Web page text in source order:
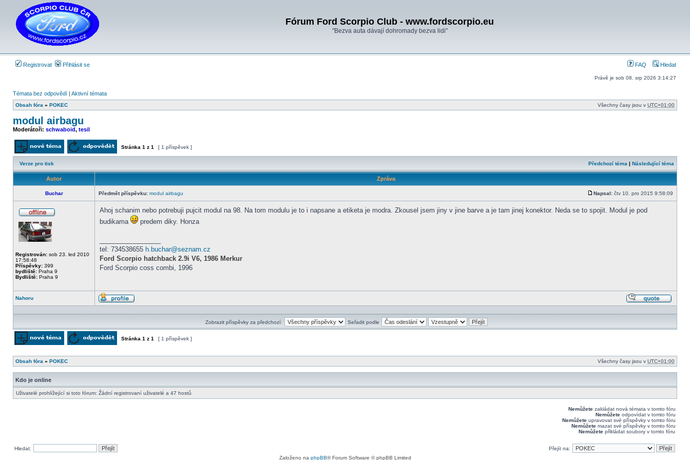
Fórum Ford Scorpio Club - www.fordscorpio.eu
"Bezva auta dávají dohromady bezva lidi"
Registrovat Přihlásit se FAQ Hledat
Právě je sob 08. srp 2026 3:14:27
Témata bez odpovědí | Aktivní témata
Obsah fóra » POKEC Všechny časy jsou v UTC+01:00
modul airbagu
Moderátoři: schwaboid, tesil
Odeslat nové téma Odpovědět na téma
Stránka 1 z 1 [ 1 příspěvek ]
Verze pro tisk Předchozí téma | Následující téma
Autor Zpráva
Buchar Předmět příspěvku: modul airbagu
Příspěvek
Napsal: čtv 10. pro 2015 9:58:09
Registrován: sob 23. led 2010
17:58:48
Příspěvky: 399
bydliště: Praha 9
Bydliště: Praha 9
Ahoj schanim nebo potrebuji pujcit modul na 98. Na tom modulu je to i napsane a etiketa je modra. Zkousel jsem jiny v jine barve a je tam jinej konektor. Neda se to spojit. Modul je pod
budikama
predem diky. Honza
tel: 734538655 h.buchar@seznam.cz
Ford Scorpio hatchback 2.9i V6, 1986 Merkur
Ford Scorpio coss combi, 1996
Nahoru
Profil
Zobrazit příspěvky za předchozí:
Seřadit podle
Stránka 1 z 1 [ 1 příspěvek ]
Obsah fóra » POKEC Všechny časy jsou v UTC+01:00
Kdo je online
Uživatelé prohlížející si toto fórum: Žádní registrovaní uživatelé a 47 hostů
Nemůžete zakládat nová témata v tomto fóru
Nemůžete odpovídat v tomto fóru
Nemůžete upravovat své příspěvky v tomto fóru
Nemůžete mazat své příspěvky v tomto fóru
Nemůžete přikládat soubory v tomto fóru
Hledat:
Přejít na:
Založeno na phpBB® Forum Software © phpBB Limited